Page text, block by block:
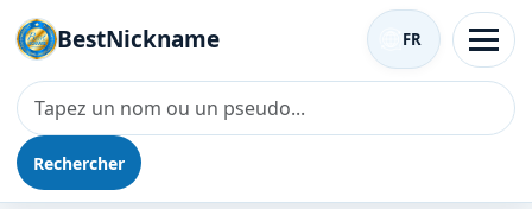
BestNickname
Rechercher
FR
Surnom - Clan